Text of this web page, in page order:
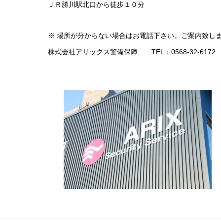
ＪＲ勝川駅北口から徒歩１０分
※ 場所が分からない場合はお電話下さい。ご案内致し
株式会社アリックス警備保障 TEL：0568-32-6172